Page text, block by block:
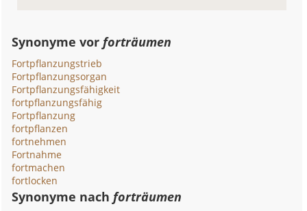
Synonyme vorforträumen
Fortpflanzungstrieb
Fortpflanzungsorgan
Fortpflanzungsfähigkeit
fortpflanzungsfähig
Fortpflanzung
fortpflanzen
fortnehmen
Fortnahme
fortmachen
fortlocken
Synonyme nachforträumen